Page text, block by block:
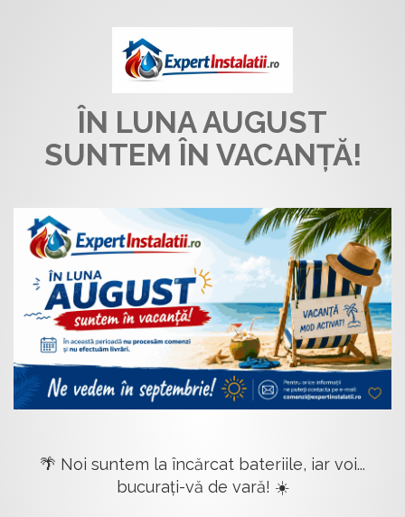
ÎN LUNA AUGUST
SUNTEM ÎN VACANȚĂ!
🌴 Noi suntem la încărcat bateriile, iar voi...
bucurați-vă de vară! ☀️